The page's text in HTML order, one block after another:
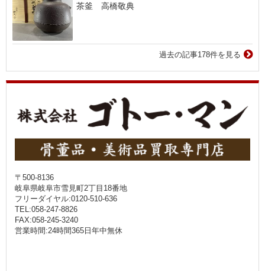
茶釜 高橋敬典
過去の記事178件を見る
〒500-8136
岐阜県岐阜市雪見町2丁目18番地
フリーダイヤル:0120-510-636
TEL:058-247-8826
FAX:058-245-3240
営業時間:24時間365日年中無休